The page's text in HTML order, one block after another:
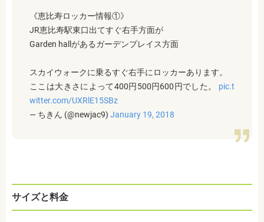
《恵比寿ロッカー情報①》
JR恵比寿駅東口出てすぐ右手方面が
Garden hallがあるガーデンプレイス方面
スカイウォークに乗るすぐ右手にロッカーあります。
ここは大きさによって400円500円600円でした。 pic.t
witter.com/UXRlE15SBz
— ちきん (@newjac9) January 19, 2018
サイズと料金